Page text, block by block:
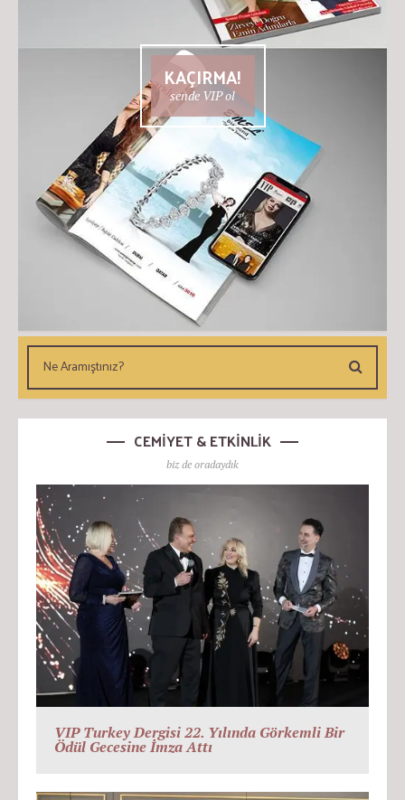
KAÇIRMA!
sende VIP ol
CEMİYET & ETKİNLİK
biz de oradaydık
VIP Turkey Dergisi 22. Yılında Görkemli Bir
Ödül Gecesine İmza Attı